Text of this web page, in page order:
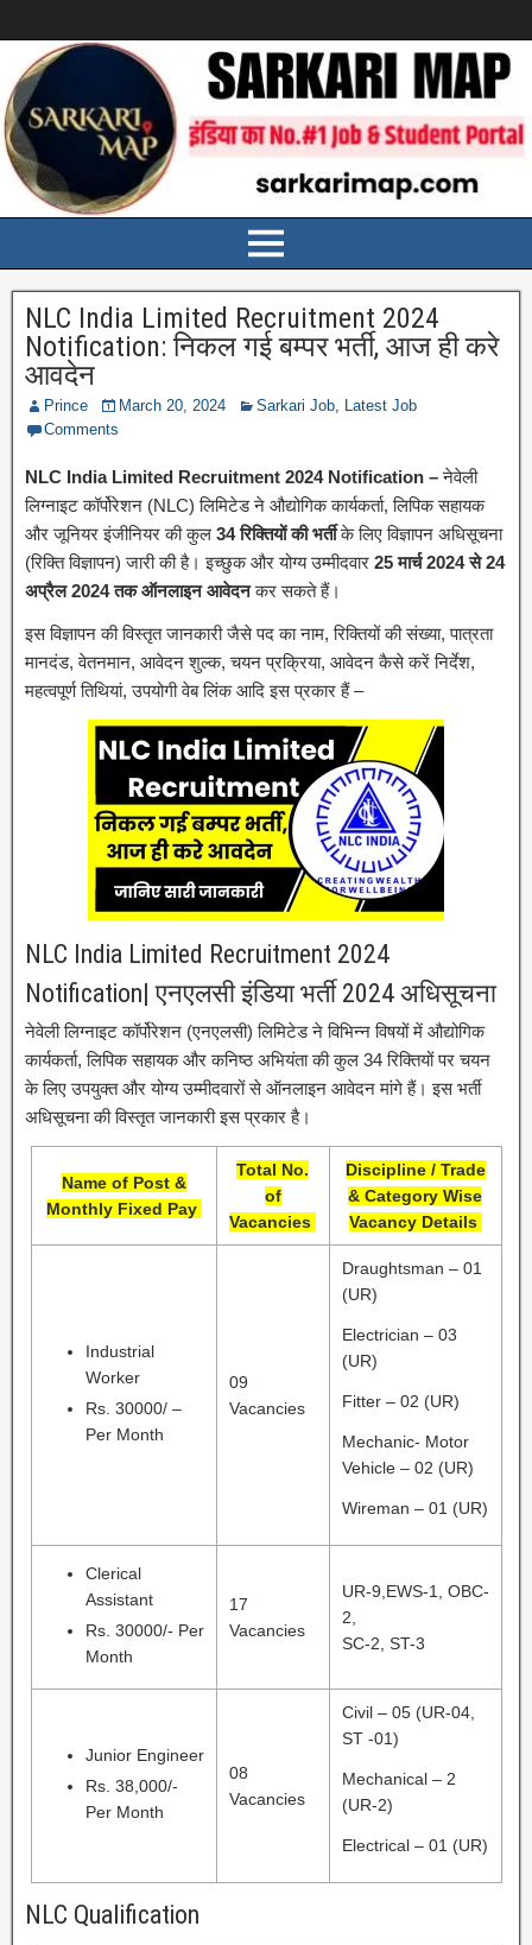
NLC India Limited Recruitment 2024
Notification: निकल गई बम्पर भर्ती, आज ही करे
आवदेन
Prince March 20, 2024 Sarkari Job, Latest Job
Comments
NLC India Limited Recruitment 2024 Notification –नेवेली
लिग्नाइट कॉर्पोरेशन (NLC) लिमिटेड ने औद्योगिक कार्यकर्ता, लिपिक सहायक
और जूनियर इंजीनियर की कुल 34 रिक्तियों की भर्तीके लिए विज्ञापन अधिसूचना
(रिक्ति विज्ञापन) जारी की है। इच्छुक और योग्य उम्मीदवार 25 मार्च 2024 से 24
अप्रैल 2024 तक ऑनलाइन आवेदनकर सकते हैं।
इस विज्ञापन की विस्तृत जानकारी जैसे पद का नाम, रिक्तियों की संख्या, पात्रता
मानदंड, वेतनमान, आवेदन शुल्क, चयन प्रक्रिया, आवेदन कैसे करें निर्देश,
महत्वपूर्ण तिथियां, उपयोगी वेब लिंक आदि इस प्रकार हैं –
NLC India Limited Recruitment 2024
Notification| एनएलसी इंडिया भर्ती 2024 अधिसूचना
नेवेली लिग्नाइट कॉर्पोरेशन (एनएलसी) लिमिटेड ने विभिन्न विषयों में औद्योगिक
कार्यकर्ता, लिपिक सहायक और कनिष्ठ अभियंता की कुल 34 रिक्तियों पर चयन
के लिए उपयुक्त और योग्य उम्मीदवारों से ऑनलाइन आवेदन मांगे हैं। इस भर्ती
अधिसूचना की विस्तृत जानकारी इस प्रकार है।
Name of Post &
Monthly Fixed Pay
Total No.
of
Vacancies
Discipline / Trade
& Category Wise
Vacancy Details
Industrial
Worker
Rs. 30000/ –
Per Month
09
Vacancies
Draughtsman – 01
(UR)
Electrician – 03
(UR)
Fitter – 02 (UR)
Mechanic- Motor
Vehicle – 02 (UR)
Wireman – 01 (UR)
Clerical
Assistant
Rs. 30000/- Per
Month
17
Vacancies
UR-9,EWS-1, OBC-
2,
SC-2, ST-3
Junior Engineer
Rs. 38,000/-
Per Month
08
Vacancies
Civil – 05 (UR-04,
ST -01)
Mechanical – 2
(UR-2)
Electrical – 01 (UR)
NLC Qualification